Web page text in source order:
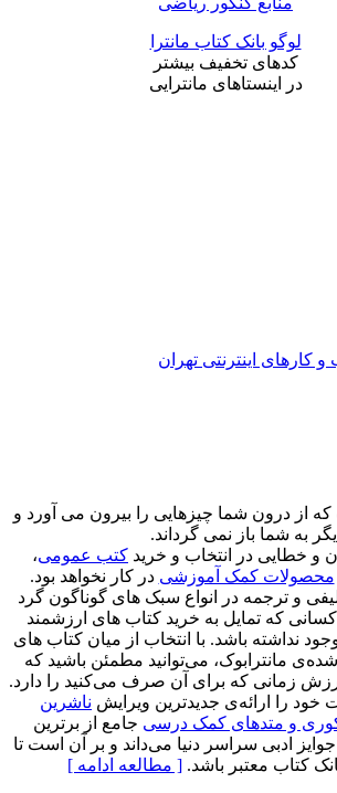
لوگو بانک کتاب مانترا
کدهای تخفیف بیشتر
در اینستاهای مانترایی
از درون شما چیزهایی را بیرون می آورد و
به شما باز نمی گرداند.
و خطایی در انتخاب و خرید کتب عمومی،
محصولات کمک آموزشی در کار نخواهد بود.
و ترجمه در انواع سبک های گوناگون گرد
کسانی که تمایل به خرید کتاب های ارزشمند
نداشته باشد. با انتخاب از میان کتاب های
مانترابوک، می‌توانید مطمئن باشید که
ارزش زمانی که برای آن صرف می‌کنید را دارد.
خود را ارائه‌ی جدیدترین ویرایش ناشرین
و متدهای کمک درسی جامع از برترین
ادبی سراسر دنیا می‌داند و بر آن است تا
کتاب معتبر باشد.[ مطالعه ادامه ]